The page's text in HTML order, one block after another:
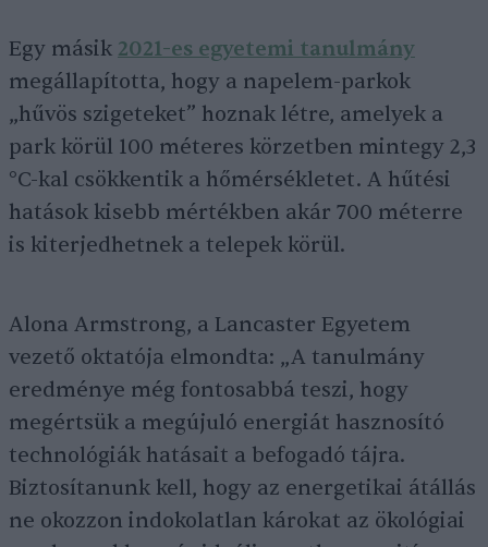
Egy másik 2021-es egyetemi tanulmány
megállapította, hogy a napelem-parkok
„hűvös szigeteket” hoznak létre, amelyek a
park körül 100 méteres körzetben mintegy 2,3
°C-kal csökkentik a hőmérsékletet. A hűtési
hatások kisebb mértékben akár 700 méterre
is kiterjedhetnek a telepek körül.
Alona Armstrong, a Lancaster Egyetem
vezető oktatója elmondta: „A tanulmány
eredménye még fontosabbá teszi, hogy
megértsük a megújuló energiát hasznosító
technológiák hatásait a befogadó tájra.
Biztosítanunk kell, hogy az energetikai átállás
ne okozzon indokolatlan károkat az ökológiai